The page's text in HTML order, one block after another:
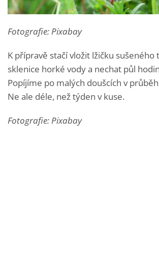
Fotografie: Pixabay
K přípravě stačí vložit lžičku sušeného
sklenice horké vody a nechat půl
Popíjíme po malých doušcích v
Ne ale déle, než týden v kuse.
Fotografie: Pixabay